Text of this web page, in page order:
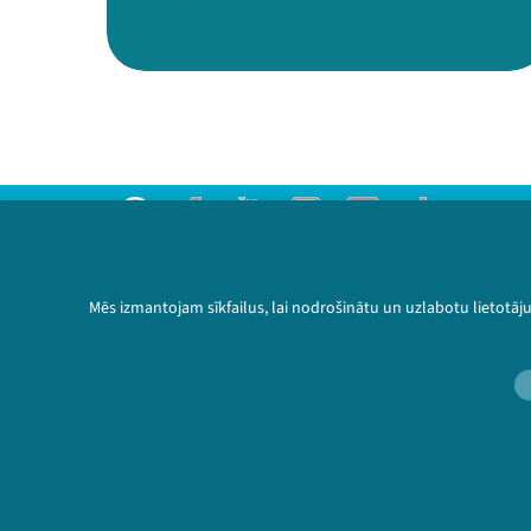
Mēs izmantojam sīkfailus, lai nodrošinātu un uzlabotu
Privātuma politika
Lietošanas noteikumi un sīkdatņu politika
© 2026 Sarunu festivāls LAMPA Visas
🔗 https://